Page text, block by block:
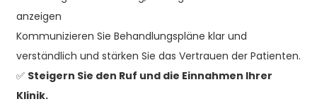
anzeigen
Kommunizieren Sie Behandlungspläne klar und
verständlich und stärken Sie das Vertrauen der Patienten.
✅ Steigern Sie den Ruf und die Einnahmen Ihrer
Klinik.